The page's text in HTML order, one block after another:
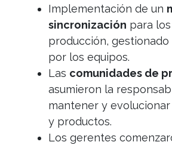
Implementación de un
sincronización para
producción,
por los equipos.
Las comunidades de
asumieron la
mantener y
y productos.
Los gerentes